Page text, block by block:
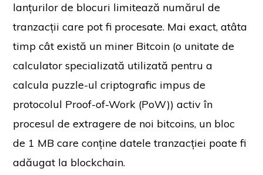
lanțurilor de blocuri limitează numărul de
tranzacții care pot fi procesate. Mai exact, atâta
timp cât există un miner Bitcoin (o unitate de
calculator specializată utilizată pentru a
calcula puzzle-ul criptografic impus de
protocolul Proof-of-Work (PoW)) activ în
procesul de extragere de noi bitcoins, un bloc
de 1 MB care conține datele tranzacției poate fi
adăugat la blockchain.